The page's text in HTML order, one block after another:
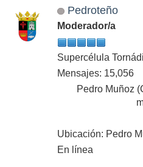
Pedroteño
Moderador/a
Supercélula
Mensajes: 15,056
Pedro Muñoz
Ubicación: Pedro
En línea